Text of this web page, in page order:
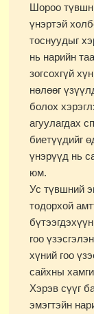
Шороо
үнэртэй
тоснуудыг
нь нарийн
зогсохгүй
нөлөөг
болох
агуулагдах
биетүүдийг
үнэрүүд нь
юм.
Ус түвшний
тодорхой
гоо
хүний гоо
сайхны
Хэрэв сүүг
эмэгтэйн